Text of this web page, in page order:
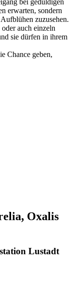
erwarten, sondern
zuzusehen.
auch einzeln
sie dürfen in ihrem
Chance geben,
Oxalis
Lustadt